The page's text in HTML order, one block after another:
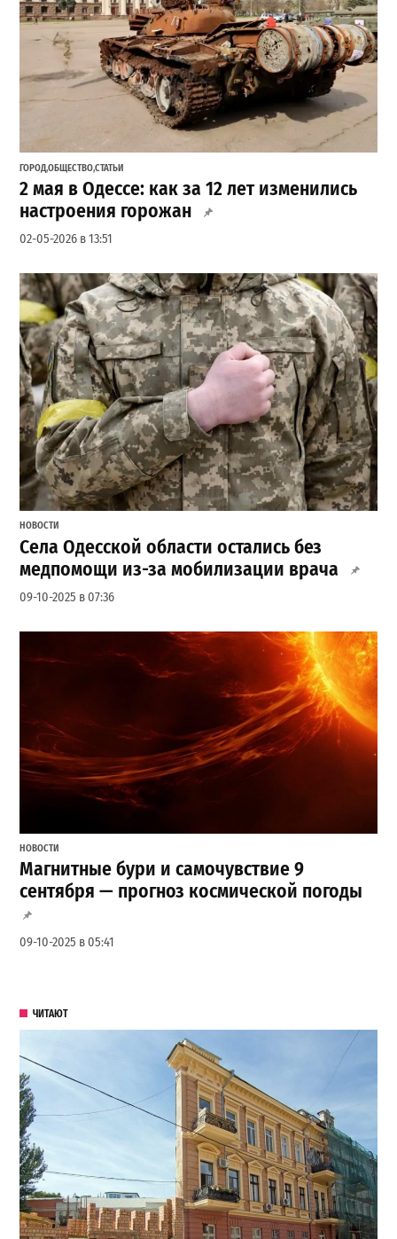
ГОРОД,ОБЩЕСТВО,СТАТЬИ
2 мая в Одессе: как за 12 лет изменились
настроения горожан
02-05-2026 в 13:51
НОВОСТИ
Села Одесской области остались без
медпомощи из-за мобилизации врача
09-10-2025 в 07:36
НОВОСТИ
Магнитные бури и самочувствие 9
сентября — прогноз космической погоды
09-10-2025 в 05:41
ЧИТАЮТ